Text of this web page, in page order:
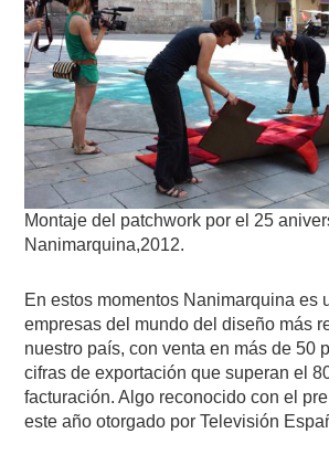
Montaje del patchwork por el 25
Nanimarquina,2012.
En estos momentos Nanimarquina es
empresas del mundo del diseño más
nuestro país, con venta en más de 50
cifras de exportación que superan el
facturación. Algo reconocido con el
este año otorgado por Televisión